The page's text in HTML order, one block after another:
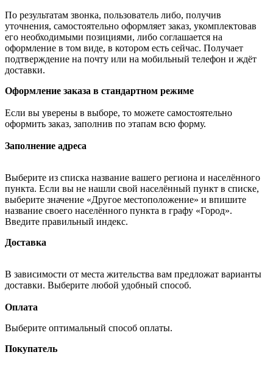
По результатам звонка, пользователь либо, получив
уточнения, самостоятельно оформляет заказ, укомплектовав
его необходимыми позициями, либо соглашается на
оформление в том виде, в котором есть сейчас. Получает
подтверждение на почту или на мобильный телефон и ждёт
доставки.
Оформление заказа в стандартном режиме
Если вы уверены в выборе, то можете самостоятельно
оформить заказ, заполнив по этапам всю форму.
Заполнение адреса
Выберите из списка название вашего региона и населённого
пункта. Если вы не нашли свой населённый пункт в списке,
выберите значение «Другое местоположение» и впишите
название своего населённого пункта в графу «Город».
Введите правильный индекс.
Доставка
В зависимости от места жительства вам предложат варианты
доставки. Выберите любой удобный способ.
Оплата
Выберите оптимальный способ оплаты.
Покупатель